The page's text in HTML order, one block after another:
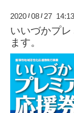
2020 /08 / 27 14:13
いいづかプ
ます。